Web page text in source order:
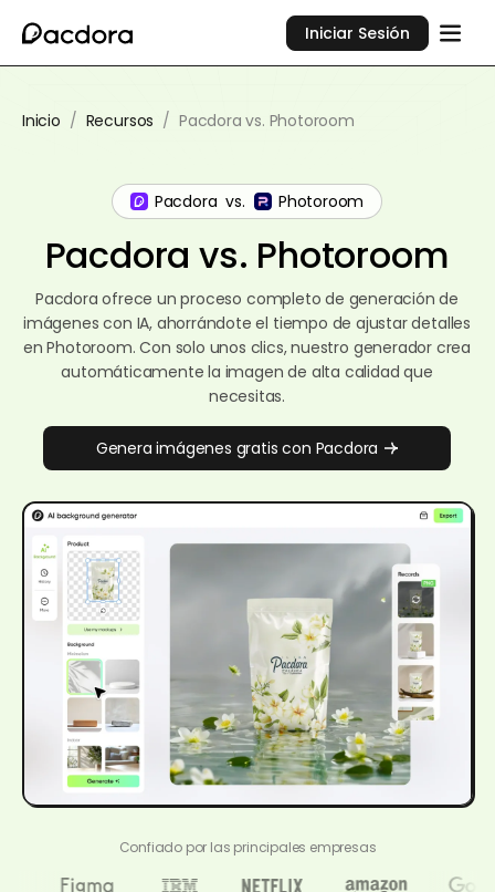
Iniciar Sesión
Inicio / Recursos / Pacdora vs. Photoroom
Pacdora vs. Photoroom
Pacdora vs. Photoroom
Pacdora ofrece un proceso completo de generación de
imágenes con IA, ahorrándote el tiempo de ajustar detalles
en Photoroom. Con solo unos clics, nuestro generador crea
automáticamente la imagen de alta calidad que
necesitas.
Genera imágenes gratis con Pacdora
Confiado por las principales empresas